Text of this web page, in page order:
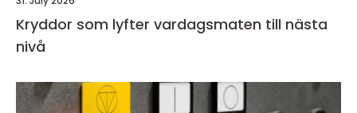
Kryddor som lyfter vardagsmaten till nästa
nivå